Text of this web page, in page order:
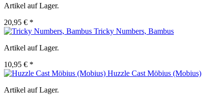
Artikel auf Lager.
20,95 € *
Tricky Numbers, Bambus
Artikel auf Lager.
10,95 € *
Huzzle Cast Möbius (Mobius)
Artikel auf Lager.